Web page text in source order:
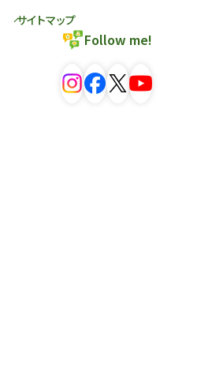
サイトマップ
Follow me!